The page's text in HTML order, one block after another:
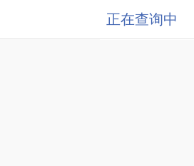
正在查询中